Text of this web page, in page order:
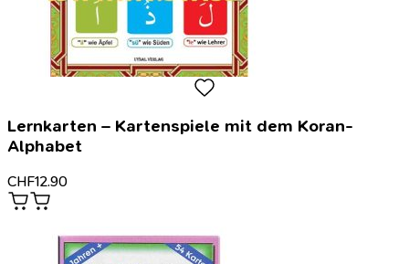
Lernkarten – Kartenspiele mit dem Koran-
Alphabet
CHF12.90